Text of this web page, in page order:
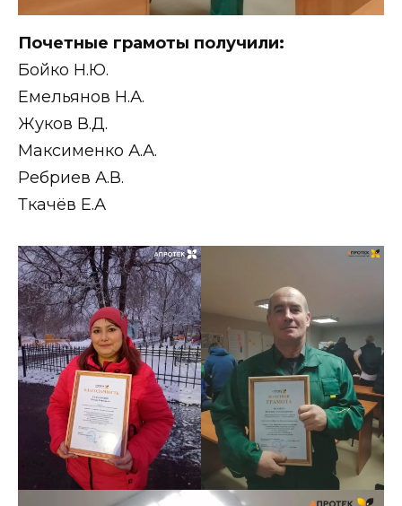
Почетные грамоты получили:
Бойко Н.Ю.
Емельянов Н.А.
Жуков В.Д.
Максименко А.А.
Ребриев А.В.
Ткачёв Е.А